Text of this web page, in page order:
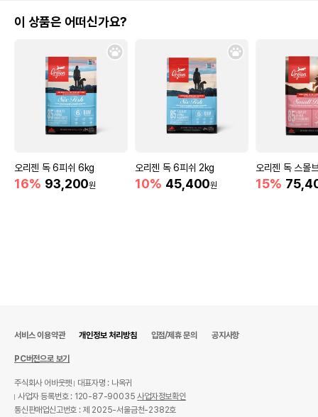
이 상품은 어떠신가요?
오리젠 독 6피쉬 6kg
16% 93,200원
오리젠 독 6피쉬 2kg
10% 45,400원
오리젠 독 스몰
15%
서비스 이용약관 개인정보 처리방침 입점/제휴 문의 공지사항
PC버전으로 보기
주식회사 어바웃펫
대표자명 : 나옥귀
사업자 등록번호 : 120-87-90035사업자정보확인
통신판매업신고번호 : 제 2025-서울금천-2382호